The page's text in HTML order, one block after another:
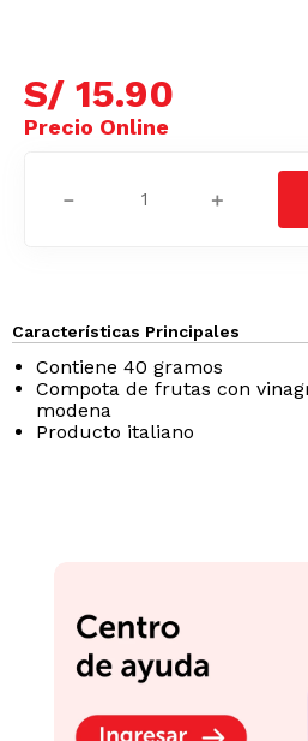
S/ 15.90
＋
－
Características Principales
Contiene 40 gramos
Compota de frutas con
modena
Producto italiano